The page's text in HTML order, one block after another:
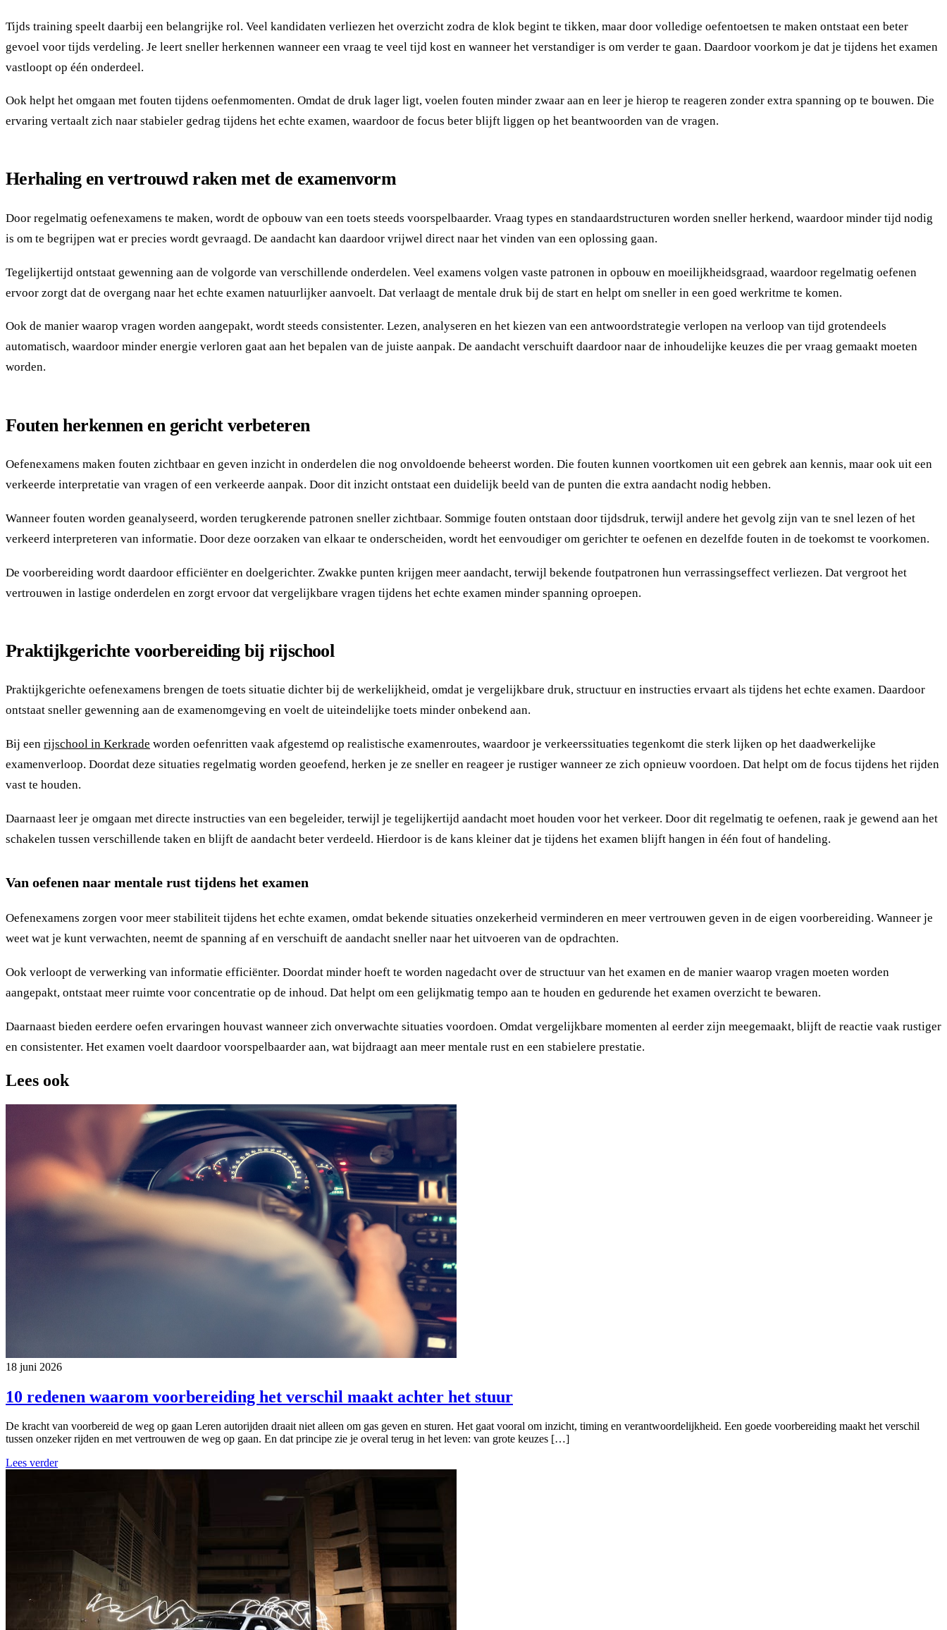
Tijds training speelt daarbij een belangrijke rol. Veel kandidaten verliezen het overzicht zodra de klok begint te tikken, maar door volledige oefentoetsen te maken ontstaat een beter
gevoel voor tijds verdeling. Je leert sneller herkennen wanneer een vraag te veel tijd kost en wanneer het verstandiger is om verder te gaan. Daardoor voorkom je dat je tijdens het examen
vastloopt op één onderdeel.
Ook helpt het omgaan met fouten tijdens oefenmomenten. Omdat de druk lager ligt, voelen fouten minder zwaar aan en leer je hierop te reageren zonder extra spanning op te bouwen. Die
ervaring vertaalt zich naar stabieler gedrag tijdens het echte examen, waardoor de focus beter blijft liggen op het beantwoorden van de vragen.
Herhaling en vertrouwd raken met de examenvorm
Door regelmatig oefenexamens te maken, wordt de opbouw van een toets steeds voorspelbaarder. Vraag types en standaardstructuren worden sneller herkend, waardoor minder tijd nodig
is om te begrijpen wat er precies wordt gevraagd. De aandacht kan daardoor vrijwel direct naar het vinden van een oplossing gaan.
Tegelijkertijd ontstaat gewenning aan de volgorde van verschillende onderdelen. Veel examens volgen vaste patronen in opbouw en moeilijkheidsgraad, waardoor regelmatig oefenen
ervoor zorgt dat de overgang naar het echte examen natuurlijker aanvoelt. Dat verlaagt de mentale druk bij de start en helpt om sneller in een goed werkritme te komen.
Ook de manier waarop vragen worden aangepakt, wordt steeds consistenter. Lezen, analyseren en het kiezen van een antwoordstrategie verlopen na verloop van tijd grotendeels
automatisch, waardoor minder energie verloren gaat aan het bepalen van de juiste aanpak. De aandacht verschuift daardoor naar de inhoudelijke keuzes die per vraag gemaakt moeten
worden.
Fouten herkennen en gericht verbeteren
Oefenexamens maken fouten zichtbaar en geven inzicht in onderdelen die nog onvoldoende beheerst worden. Die fouten kunnen voortkomen uit een gebrek aan kennis, maar ook uit een
verkeerde interpretatie van vragen of een verkeerde aanpak. Door dit inzicht ontstaat een duidelijk beeld van de punten die extra aandacht nodig hebben.
Wanneer fouten worden geanalyseerd, worden terugkerende patronen sneller zichtbaar. Sommige fouten ontstaan door tijdsdruk, terwijl andere het gevolg zijn van te snel lezen of het
verkeerd interpreteren van informatie. Door deze oorzaken van elkaar te onderscheiden, wordt het eenvoudiger om gerichter te oefenen en dezelfde fouten in de toekomst te voorkomen.
De voorbereiding wordt daardoor efficiënter en doelgerichter. Zwakke punten krijgen meer aandacht, terwijl bekende foutpatronen hun verrassingseffect verliezen. Dat vergroot het
vertrouwen in lastige onderdelen en zorgt ervoor dat vergelijkbare vragen tijdens het echte examen minder spanning oproepen.
Praktijkgerichte voorbereiding bij rijschool
Praktijkgerichte oefenexamens brengen de toets situatie dichter bij de werkelijkheid, omdat je vergelijkbare druk, structuur en instructies ervaart als tijdens het echte examen. Daardoor
ontstaat sneller gewenning aan de examenomgeving en voelt de uiteindelijke toets minder onbekend aan.
Bij een rijschool in Kerkrade worden oefenritten vaak afgestemd op realistische examenroutes, waardoor je verkeerssituaties tegenkomt die sterk lijken op het daadwerkelijke
examenverloop. Doordat deze situaties regelmatig worden geoefend, herken je ze sneller en reageer je rustiger wanneer ze zich opnieuw voordoen. Dat helpt om de focus tijdens het rijden
vast te houden.
Daarnaast leer je omgaan met directe instructies van een begeleider, terwijl je tegelijkertijd aandacht moet houden voor het verkeer. Door dit regelmatig te oefenen, raak je gewend aan het
schakelen tussen verschillende taken en blijft de aandacht beter verdeeld. Hierdoor is de kans kleiner dat je tijdens het examen blijft hangen in één fout of handeling.
Van oefenen naar mentale rust tijdens het examen
Oefenexamens zorgen voor meer stabiliteit tijdens het echte examen, omdat bekende situaties onzekerheid verminderen en meer vertrouwen geven in de eigen voorbereiding. Wanneer je
weet wat je kunt verwachten, neemt de spanning af en verschuift de aandacht sneller naar het uitvoeren van de opdrachten.
Ook verloopt de verwerking van informatie efficiënter. Doordat minder hoeft te worden nagedacht over de structuur van het examen en de manier waarop vragen moeten worden
aangepakt, ontstaat meer ruimte voor concentratie op de inhoud. Dat helpt om een gelijkmatig tempo aan te houden en gedurende het examen overzicht te bewaren.
Daarnaast bieden eerdere oefen ervaringen houvast wanneer zich onverwachte situaties voordoen. Omdat vergelijkbare momenten al eerder zijn meegemaakt, blijft de reactie vaak rustiger
en consistenter. Het examen voelt daardoor voorspelbaarder aan, wat bijdraagt aan meer mentale rust en een stabielere prestatie.
Lees ook
18 juni 2026
10 redenen waarom voorbereiding het verschil maakt achter het stuur
De kracht van voorbereid de weg op gaan Leren autorijden draait niet alleen om gas geven en sturen. Het gaat vooral om inzicht, timing en verantwoordelijkheid. Een goede voorbereiding maakt het verschil
tussen onzeker rijden en met vertrouwen de weg op gaan. En dat principe zie je overal terug in het leven: van grote keuzes […]
Lees verder